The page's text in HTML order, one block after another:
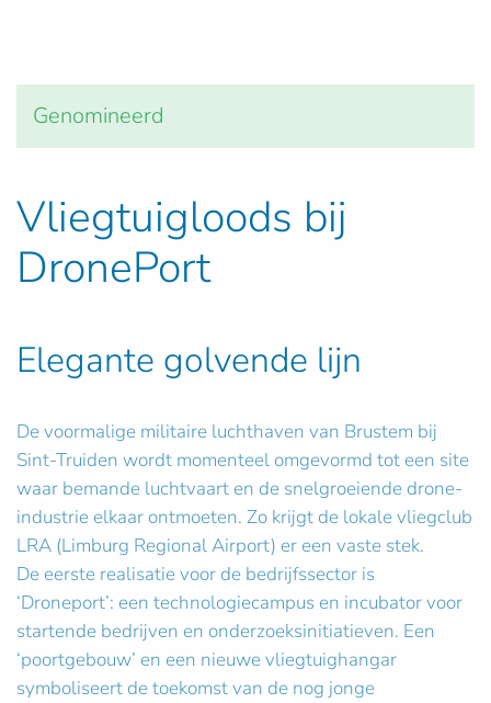
Genomineerd
Vliegtuigloods bij
DronePort
Elegante golvende lijn
De voormalige militaire luchthaven van Brustem bij
Sint-Truiden wordt momenteel omgevormd tot een site
waar bemande luchtvaart en de snelgroeiende drone-
industrie elkaar ontmoeten. Zo krijgt de lokale vliegclub
LRA (Limburg Regional Airport) er een vaste stek.
De eerste realisatie voor de bedrijfssector is
‘Droneport’: een technologiecampus en incubator voor
startende bedrijven en onderzoeks­initiatieven. Een
‘poortgebouw’ en een nieuwe vliegtuighangar
symboliseert de toekomst van de nog jonge